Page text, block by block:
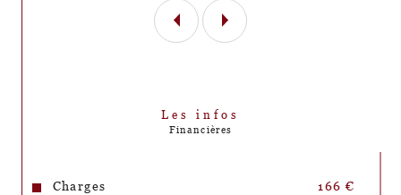
Les infos
Financières
Charges 166 €